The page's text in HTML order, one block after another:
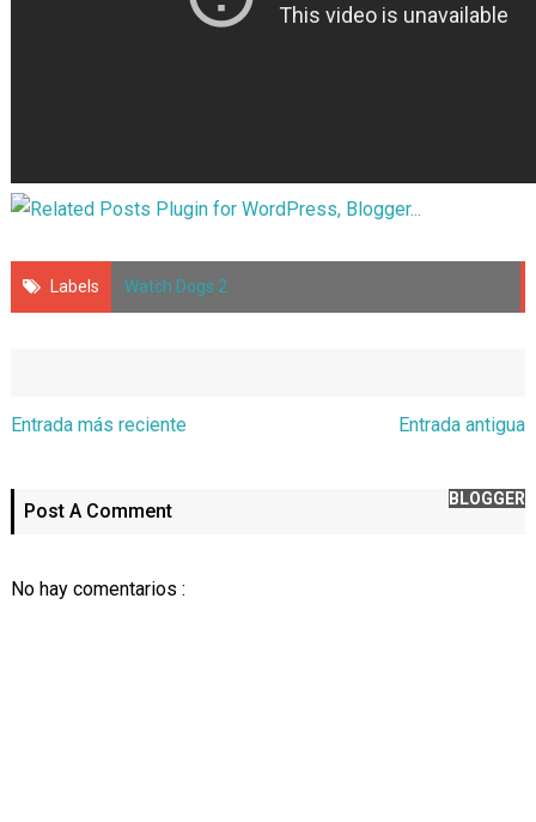
Labels Watch Dogs 2
Entrada más reciente Entrada antigua
Post A Comment
BLOGGER
No hay comentarios :